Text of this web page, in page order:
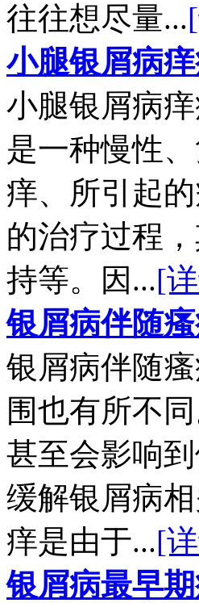
往往想尽量...
小腿银屑病
小腿银屑病
是一种慢性
痒、所引起
的治疗过程
持等。因...[
银屑病伴随
银屑病伴随
围也有所不
甚至会影响
缓解银屑病
痒是由于...[
银屑病最早